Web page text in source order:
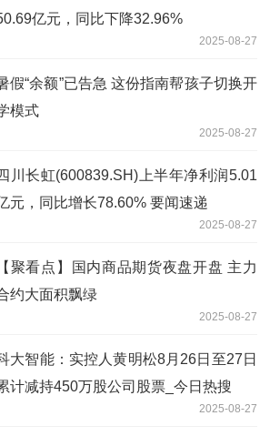
亿元，同比下降32.96%
2025-08-27
假“余额”已告急 这份指南帮孩子切换开
模式
2025-08-27
川长虹(600839.SH)上半年净利润5.01
元，同比增长78.60% 要闻速递
2025-08-27
【聚看点】国内商品期货夜盘开盘 主力
约大面积飘绿
2025-08-27
大智能：实控人黄明松8月26日至27日
计减持450万股公司股票_今日热搜
2025-08-27